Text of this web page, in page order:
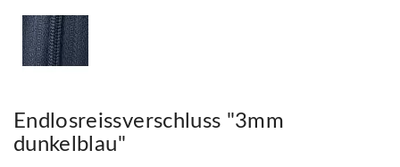
Endlosreissverschluss "3mm
dunkelblau"